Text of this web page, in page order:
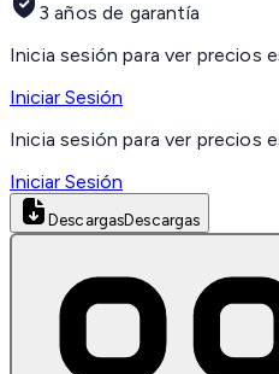
3 años de garantía
Inicia sesión para ver precios
Iniciar Sesión
Inicia sesión para ver precios
Iniciar Sesión
DescargasDescargas